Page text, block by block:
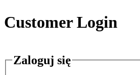
Customer Login
Zaloguj się